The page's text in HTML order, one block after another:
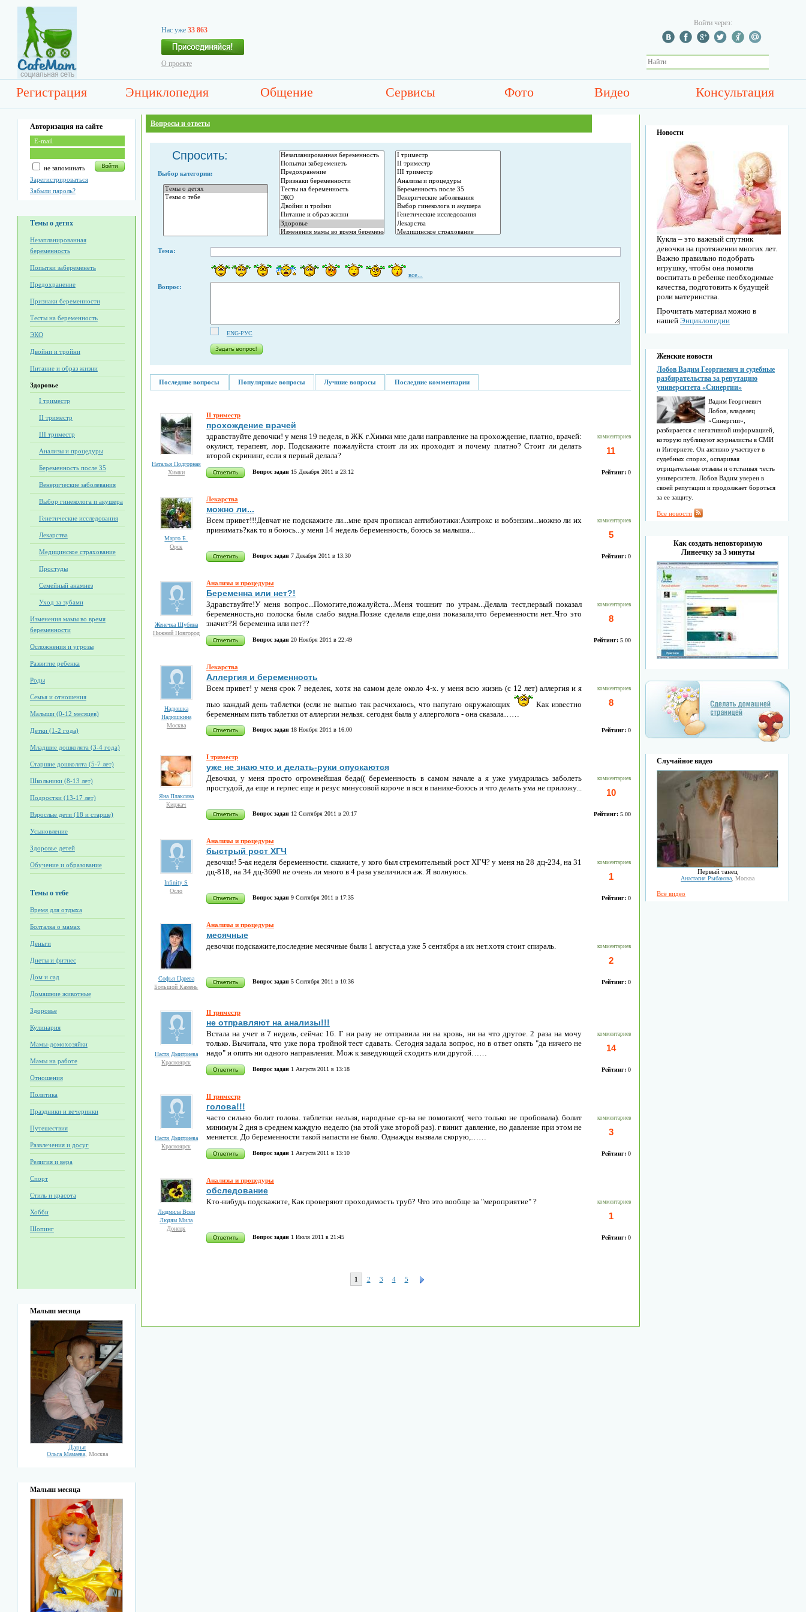
Нас уже 33 863
О проекте
Войти через:
Регистрация Энциклопедия Общение Сервисы Фото Видео Консультация
Авторизация на сайте
не запоминать
Зарегистрироваться
Забыли пароль?
Темы о детях
Незапланированная
беременность
Попытки забеременеть
Предохранение
Признаки беременности
Тесты на беременность
ЭКО
Двойни и тройни
Питание и образ жизни
Здоровье
I триместр
II триместр
III триместр
Анализы и процедуры
Беременность после 35
Венерические заболевания
Выбор гинеколога и акушера
Генетические исследования
Лекарства
Медицинское страхование
Простуды
Семейный анамнез
Уход за зубами
Изменения мамы во время
беременности
Осложнения и угрозы
Развитие ребенка
Роды
Семья и отношения
Малыши (0-12 месяцев)
Детки (1-2 года)
Младшие дошколята (3-4 года)
Старшие дошколята (5-7 лет)
Школьники (8-13 лет)
Подростки (13-17 лет)
Взрослые дети (18 и старше)
Усыновление
Здоровье детей
Обучение и образование
Темы о тебе
Время для отдыха
Болталка о мамах
Деньги
Диеты и фитнес
Дом и сад
Домашние животные
Здоровье
Кулинария
Мамы-домохозяйки
Мамы на работе
Отношения
Политика
Праздники и вечеринки
Путешествия
Развлечения и досуг
Религия и вера
Спорт
Стиль и красота
Хобби
Шопинг
Малыш месяца
Дарья
Ольга Мамаева, Москва
Малыш месяца
Вопросы и ответы
Спросить:
Выбор категории:
Тема:
все...
Вопрос:
ENG-РУС
Последние вопросы Популярные вопросы Лучшие вопросы Последние комментарии
Наталья Подгорная
Химки
II триместр
прохождение врачей
здравствуйте девочки! у меня 19 неделя, в ЖК г.Химки мне дали направление на прохождение, платно, врачей:
окулист, терапевт, лор. Подскажите пожалуйста стоит ли их проходит и почему платно? Стоит ли делать
второй скрининг, если я первый делала?
комментариев
11
Вопрос задан15 Декабря 2011 в 23:12 Рейтинг:0
Марго Б.
Орск
Лекарства
можно ли...
Всем привет!!!Девчат не подскажите ли...мне врач прописал антибиотики:Азитрокс и вобэнзим...можно ли их
принимать?как то я боюсь...у меня 14 недель беременность, боюсь за малыша...
комментариев
5
Вопрос задан7 Декабря 2011 в 13:30 Рейтинг:0
Женечка Шубина
Нижний Новгород
Анализы и процедуры
Беременна или нет?!
Здравствуйте!У меня вопрос...Помогите,пожалуйста...Меня тошнит по утрам...Делала тест,первый показал
беременность,но полоска была слабо видна.Позже сделала еще,они показали,что беременности нет..Что это
значит?Я беременна или нет??
комментариев
8
Вопрос задан20 Ноября 2011 в 22:49 Рейтинг:5.00
Надюшка
Надюшкина
Москва
Лекарства
Аллергия и беременность
Всем привет! у меня срок 7 неделек, хотя на самом деле около 4-х. у меня всю жизнь (с 12 лет) аллергия и я
пью каждый день таблетки (если не выпью так расчихаюсь, что напугаю окружающих
Как известно
беременным пить таблетки от аллергии нельзя. сегодня была у аллерголога - она сказала……
комментариев
8
Вопрос задан18 Ноября 2011 в 16:00 Рейтинг:0
Яна Плаксина
Киржач
I триместр
уже не знаю что и делать-руки опускаются
Девочки, у меня просто огромнейшая беда(( беременность в самом начале а я уже умудрилась заболеть
простудой, да еще и герпес еще и резус минусовой короче я вся в панике-боюсь и что делать ума не приложу...
комментариев
10
Вопрос задан12 Сентября 2011 в 20:17 Рейтинг:5.00
Infinity S
Осло
Анализы и процедуры
быстрый рост ХГЧ
девочки! 5-ая неделя беременности. скажите, у кого был стремительный рост ХГЧ? у меня на 28 дц-234, на 31
дц-818, на 34 дц-3690 не очень ли много в 4 раза увеличился аж. Я волнуюсь.
комментариев
1
Вопрос задан9 Сентября 2011 в 17:35 Рейтинг:0
Софья Царева
Большой Камень
Анализы и процедуры
месячные
девочки подскажите,последние месячные были 1 августа,а уже 5 сентября а их нет.хотя стоит спираль. комментариев
2
Вопрос задан5 Сентября 2011 в 10:36 Рейтинг:0
Настя Дмитриева
Красноярск
II триместр
не отправляют на анализы!!!
Встала на учет в 7 недель, сейчас 16. Г ни разу не отправила ни на кровь, ни на что другое. 2 раза на мочу
только. Вычитала, что уже пора тройной тест сдавать. Сегодня задала вопрос, но в ответ опять "да ничего не
надо" и опять ни одного направления. Мож к заведующей сходить или другой……
комментариев
14
Вопрос задан1 Августа 2011 в 13:18 Рейтинг:0
Настя Дмитриева
Красноярск
II триместр
голова!!!
часто сильно болит голова. таблетки нельзя, народные ср-ва не помогают( чего только не пробовала). болит
минимум 2 дня в среднем каждую неделю (на этой уже второй раз). г винит давление, но давление при этом не
меняется. До беременности такой напасти не было. Однажды вызвала скорую,……
комментариев
3
Вопрос задан1 Августа 2011 в 13:10 Рейтинг:0
Людмила Всем
Людям Мила
Донецк
Анализы и процедуры
обследование
Кто-нибудь подскажите, Как проверяют проходимость труб? Что это вообще за "мероприятие" ? комментариев
1
Вопрос задан1 Июля 2011 в 21:45 Рейтинг:0
1 2 3 4 5
Новости
Кукла – это важный спутник
девочки на протяжении многих лет.
Важно правильно подобрать
игрушку, чтобы она помогла
воспитать в ребенке необходимые
качества, подготовить к будущей
роли материнства.
Прочитать материал можно в
нашейЭнциклопедии
Женские новости
Лобов Вадим Георгиевич и судебные
разбирательства за репутацию
университета «Синергии»
Вадим Георгиевич
Лобов, владелец
«Синергии»,
разбирается с негативной информацией,
которую публикуют журналисты в СМИ
и Интернете. Он активно участвует в
судебных спорах, оспаривая
отрицательные отзывы и отстаивая честь
университета. Лобов Вадим уверен в
своей репутации и продолжает бороться
за ее защиту.
Все новости
Как создать неповторимую
Линеечку за 3 минуты
Случайное видео
Первый танец
Анастасия Рыбакова , Москва
Всё видео